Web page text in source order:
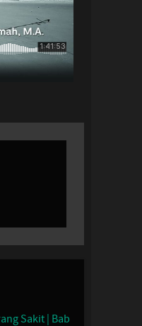
Sakit | Bab